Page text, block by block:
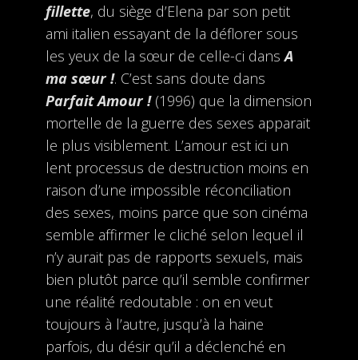
fillette, du siège d’Elena par son petit
ami italien essayant de la déflorer sous
les yeux de la sœur de celle-ci dansA
ma sœur !. C’est sans doute dans
Parfait Amour ! (1996) que la dimension
mortelle de la guerre des sexes apparait
le plus visiblement. L’amour est ici un
lent processus de destruction moins en
raison d’une impossible réconciliation
des sexes, moins parce que son cinéma
semble affirmer le cliché selon lequel il
n’y aurait pas de rapports sexuels, mais
bien plutôt parce qu’il semble confirmer
une réalité redoutable : on en veut
toujours à l’autre, jusqu’à la haine
parfois, du désir qu’il a déclenché en